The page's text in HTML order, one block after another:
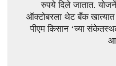
रुपये दिले जातात.
ऑक्टोबरला थेट बँक खात्यात
पीएम किसान ‘च्या